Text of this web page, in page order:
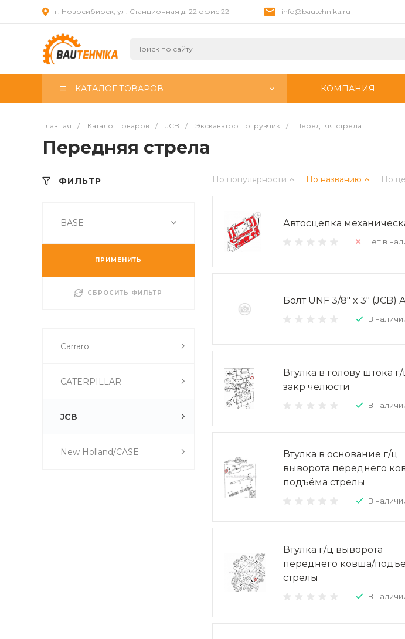
г. Новосибирск, ул. Станционная д. 22 офис 22 info@bautehnika.ru
КАТАЛОГ ТОВАРОВ КОМПАНИЯ
Главная / Каталог товаров / JCB / Экскаватор погрузчик / Передняя стрела
Передняя стрела
ФИЛЬТР
BASE
ПРИМЕНИТЬ
СБРОСИТЬ ФИЛЬТР
Carraro
CATERPILLAR
JCB
New Holland/CASE
По популярности По названию По
Автосцепка
Нет в
Болт UNF 3/8" x 3" (JCB)
В
Втулка в голову штока
закр челюсти
В
Втулка в основание г/ц
выворота переднего
подъёма стрелы
В
Втулка г/ц выворота
переднего ковша/
стрелы
В